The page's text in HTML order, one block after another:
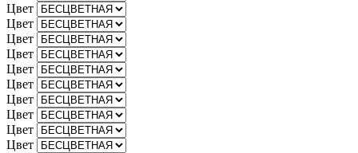
Цвет
Цвет
Цвет
Цвет
Цвет
Цвет
Цвет
Цвет
Цвет
Цвет